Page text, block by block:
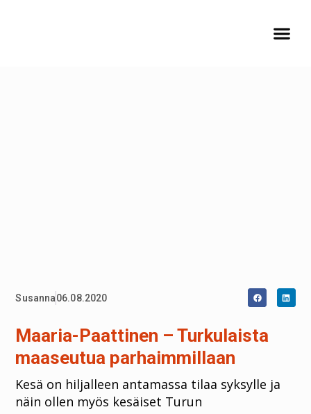
Susanna06.08.2020
Maaria-Paattinen – Turkulaista
maaseutua parhaimmillaan
Kesä on hiljalleen antamassa tilaa syksylle ja
näin ollen myös kesäiset Turun